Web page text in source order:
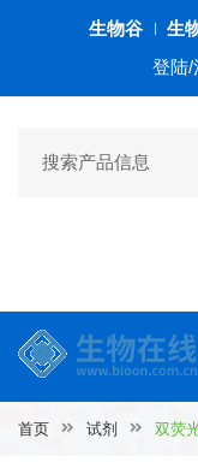
生物谷 生
登陆/
首页 试剂 双荧